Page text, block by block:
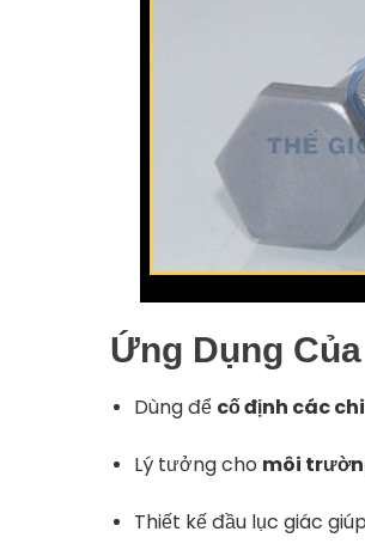
Ứng Dụng
Dùng để cố định các
Lý tưởng cho môi
Thiết kế đầu lục giác giúp